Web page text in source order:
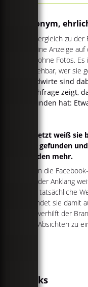
Anonym,
Im Vergleich zu
ist eine Anzeige
und ohne Fotos.
einsehbar, wer sie
Landwirte sind
Nachfrage zeigt,
gefunden hat:
Bis jetzt weiß sie
sich gefunden
werden mehr.
Wenn die
und der Anklang
eine tatsächliche
beendet sie damit
und verhilft der
und Absichten zu
Links